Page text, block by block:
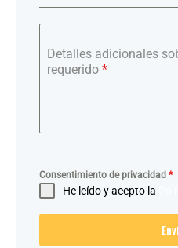
Detalles adicionales
requerido *
Consentimiento de privacidad *
He leído y acepto la